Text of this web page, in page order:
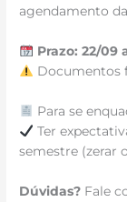
agendamento
Prazo: 22/09
Documentos
Para se
Ter
semestre (zerar
Dúvidas? Fale